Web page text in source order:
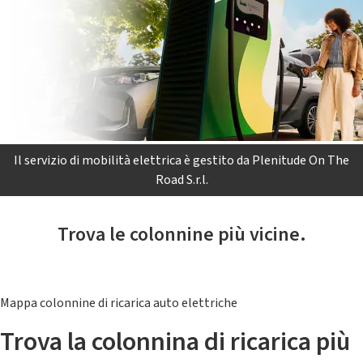
Il servizio di mobilità elettrica è gestito da Plenitude On The
Road S.r.l.
Trova le colonnine più vicine.
Mappa colonnine di ricarica auto elettriche
Trova la colonnina di ricarica più